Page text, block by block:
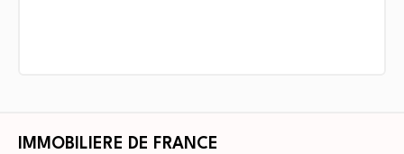
IMMOBILIERE DE FRANCE